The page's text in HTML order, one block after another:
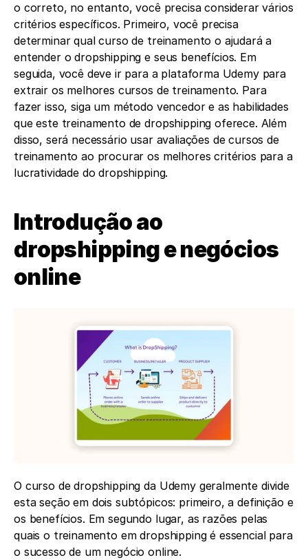
o correto, no entanto, você precisa considerar vários
critérios específicos. Primeiro, você precisa
determinar qual curso de treinamento o ajudará a
entender o dropshipping e seus benefícios. Em
seguida, você deve ir para a plataforma Udemy para
extrair os melhores cursos de treinamento. Para
fazer isso, siga um método vencedor e as habilidades
que este treinamento de dropshipping oferece. Além
disso, será necessário usar avaliações de cursos de
treinamento ao procurar os melhores critérios para a
lucratividade do dropshipping.
Introdução ao
dropshipping e negócios
online
O curso de dropshipping da Udemy geralmente divide
esta seção em dois subtópicos: primeiro, a definição e
os benefícios. Em segundo lugar, as razões pelas
quais o treinamento em dropshipping é essencial para
o sucesso de um negócio online.